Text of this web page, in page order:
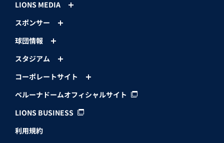
LIONS MEDIA
スポンサー
球団情報
スタジアム
コーポレートサイト
ベルーナドームオフィシャルサイト
LIONS BUSINESS
利用規約